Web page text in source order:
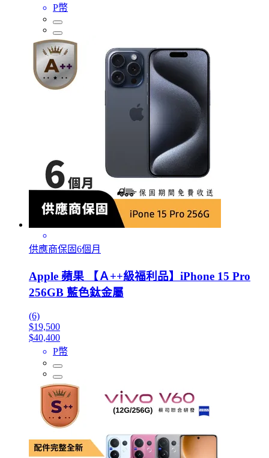
P幣
供應商保固6個月
Apple 蘋果 【Ａ++級福利品】iPhone 15 Pro
256GB 藍色鈦金屬
(6)
$19,500
$40,400
P幣